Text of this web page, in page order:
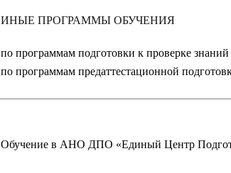
ИНЫЕ ПРОГРАММЫ ОБУЧЕНИЯ
по программам подготовки к проверке знаний
по программам предаттестационной
Обучение в АНО ДПО «Единый Центр